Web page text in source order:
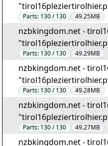
Parts: 130 / 130 49.25MB
nzbkingdom.net -
Parts: 130 / 130 49.29MB
nzbkingdom.net -
Parts: 130 / 130 49.28MB
nzbkingdom.net -
Parts: 130 / 130 49.27MB
nzbkingdom.net -